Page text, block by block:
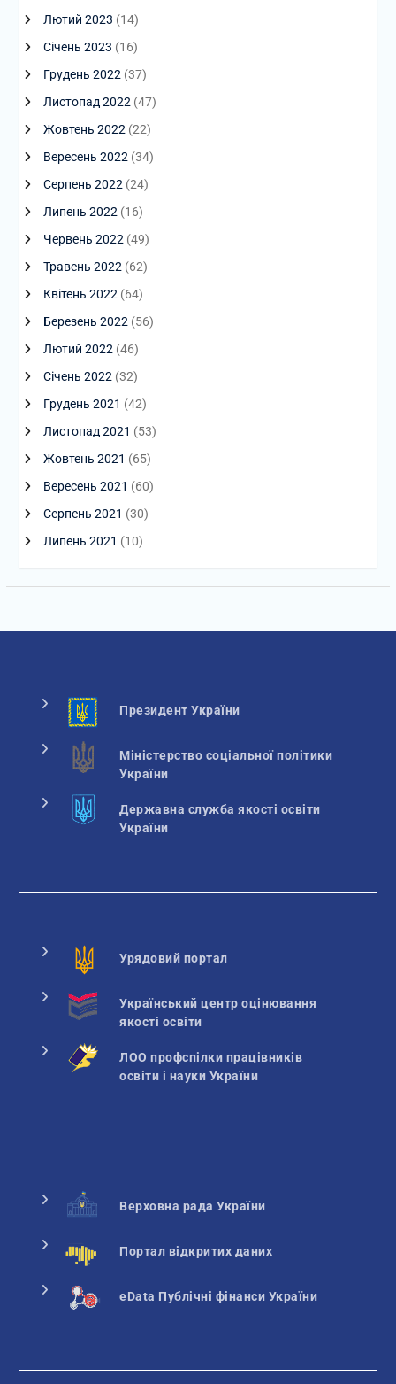
Лютий 2023 (14)
Січень 2023 (16)
Грудень 2022 (37)
Листопад 2022 (47)
Жовтень 2022 (22)
Вересень 2022 (34)
Серпень 2022 (24)
Липень 2022 (16)
Червень 2022 (49)
Травень 2022 (62)
Квітень 2022 (64)
Березень 2022 (56)
Лютий 2022 (46)
Січень 2022 (32)
Грудень 2021 (42)
Листопад 2021 (53)
Жовтень 2021 (65)
Вересень 2021 (60)
Серпень 2021 (30)
Липень 2021 (10)
Президент України
Міністерство соціальної політики
України
Державна служба якості освіти
України
Урядовий портал
Український центр оцінювання
якості освіти
ЛОО профспілки працівників
освіти і науки України
Верховна рада України
Портал відкритих даних
eData Публічні фінанси України